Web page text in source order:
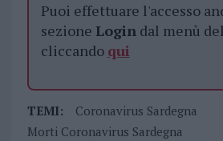
Puoi effettuare l'accesso
sezione Logindal menù
cliccando qui
TEMI:
Coronavirus Sardegna
Morti Coronavirus Sardegna